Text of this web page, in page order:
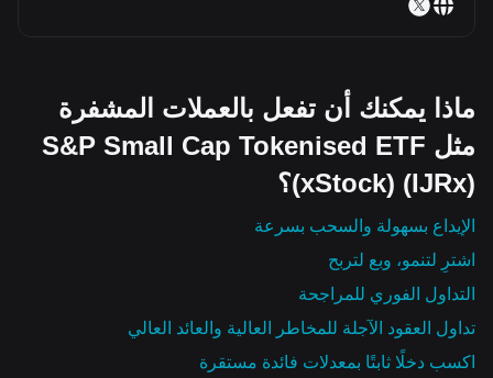
ماذا يمكنك أن تفعل بالعملات المشفرة
مثل S&P Small Cap Tokenised ETF
(xStock) (IJRx)؟
الإيداع بسهولة والسحب بسرعة
اشترِ لتنمو، وبع لتربح
التداول الفوري للمراجحة
تداول العقود الآجلة للمخاطر العالية والعائد العالي
اكسب دخلًا ثابتًا بمعدلات فائدة مستقرة